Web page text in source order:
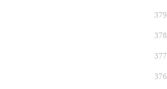
379
378
377
376